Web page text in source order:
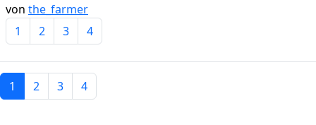
von the_farmer
1
2 3 4
1 2 3 4